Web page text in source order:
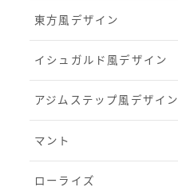
東方風デザイン
イシュガルド風デザイン
アジムステップ風デザイン
マント
ローライズ